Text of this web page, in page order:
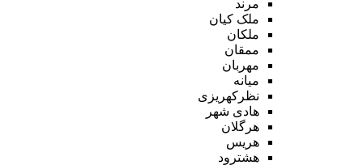
مرند
ملک کیان
ملکان
ممقان
مهربان
میانه
نظرکهریزی
هادی شهر
هرگلان
هریس
هشترود